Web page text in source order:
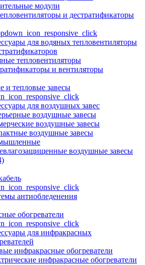
модули
и дестратификаторы
для водяных тепловентиляторы
тепловентиляторы
и вентиляторы
и тепловые завесы
для воздушных завес
воздушные завесы
воздушные завесы
воздушные завесы
воздушные завесы
антиобледенения
обогреватели
для инфракрасных
инфракрасные обогреватели
инфракрасные обогреватели